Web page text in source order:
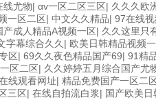
线尤物| αv一区二区三区| 久久久欧
一区二区| 中文久久精品| 97在线
产成人精品A视频一区| 久久这里只
字幕综合久久 | 欧美日韩精品视频
区| 69久久夜色精品国产69| 91精
区二区| 久久婷婷五月综合国产尤
线观看网址| 精品免费国产一区二
三区| 在线自拍流白浆| 国产欧美